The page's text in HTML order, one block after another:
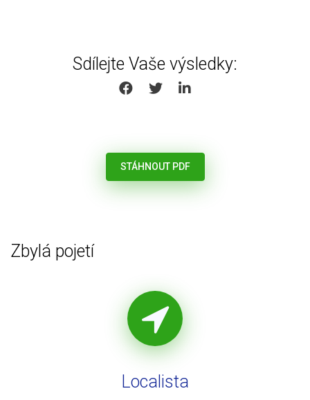
Sdílejte Vaše výsledky:
SHARE ON FACEBOOK
SHARE ON TWITTER
SHARE ON LINKEDIN
STÁHNOUT PDF
Zbylá pojetí
Localista